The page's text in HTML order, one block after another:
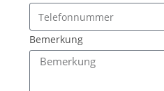
Bemerkung